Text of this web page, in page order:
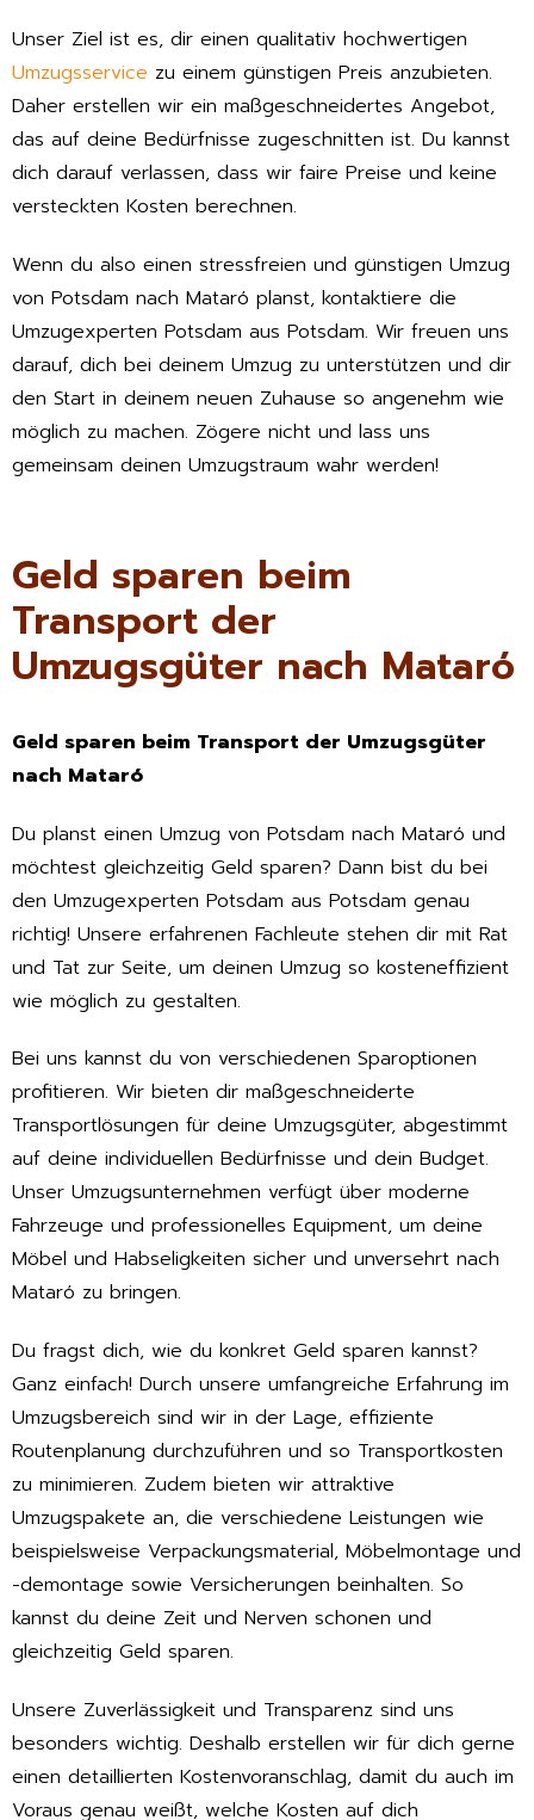
Unser Ziel ist es, dir einen qualitativ hochwertigen
Umzugsservice zu einem günstigen Preis anzubieten.
Daher erstellen wir ein maßgeschneidertes Angebot,
das auf deine Bedürfnisse zugeschnitten ist. Du kannst
dich darauf verlassen, dass wir faire Preise und keine
versteckten Kosten berechnen.
Wenn du also einen stressfreien und günstigen Umzug
von Potsdam nach Mataró planst, kontaktiere die
Umzugexperten Potsdam aus Potsdam. Wir freuen uns
darauf, dich bei deinem Umzug zu unterstützen und dir
den Start in deinem neuen Zuhause so angenehm wie
möglich zu machen. Zögere nicht und lass uns
gemeinsam deinen Umzugstraum wahr werden!
Geld sparen beim
Transport der
Umzugsgüter nach Mataró
Geld sparen beim Transport der Umzugsgüter
nach Mataró
Du planst einen Umzug von Potsdam nach Mataró und
möchtest gleichzeitig Geld sparen? Dann bist du bei
den Umzugexperten Potsdam aus Potsdam genau
richtig! Unsere erfahrenen Fachleute stehen dir mit Rat
und Tat zur Seite, um deinen Umzug so kosteneffizient
wie möglich zu gestalten.
Bei uns kannst du von verschiedenen Sparoptionen
profitieren. Wir bieten dir maßgeschneiderte
Transportlösungen für deine Umzugsgüter, abgestimmt
auf deine individuellen Bedürfnisse und dein Budget.
Unser Umzugsunternehmen verfügt über moderne
Fahrzeuge und professionelles Equipment, um deine
Möbel und Habseligkeiten sicher und unversehrt nach
Mataró zu bringen.
Du fragst dich, wie du konkret Geld sparen kannst?
Ganz einfach! Durch unsere umfangreiche Erfahrung im
Umzugsbereich sind wir in der Lage, effiziente
Routenplanung durchzuführen und so Transportkosten
zu minimieren. Zudem bieten wir attraktive
Umzugspakete an, die verschiedene Leistungen wie
beispielsweise Verpackungsmaterial, Möbelmontage und
-demontage sowie Versicherungen beinhalten. So
kannst du deine Zeit und Nerven schonen und
gleichzeitig Geld sparen.
Unsere Zuverlässigkeit und Transparenz sind uns
besonders wichtig. Deshalb erstellen wir für dich gerne
einen detaillierten Kostenvoranschlag, damit du auch im
Voraus genau weißt, welche Kosten auf dich